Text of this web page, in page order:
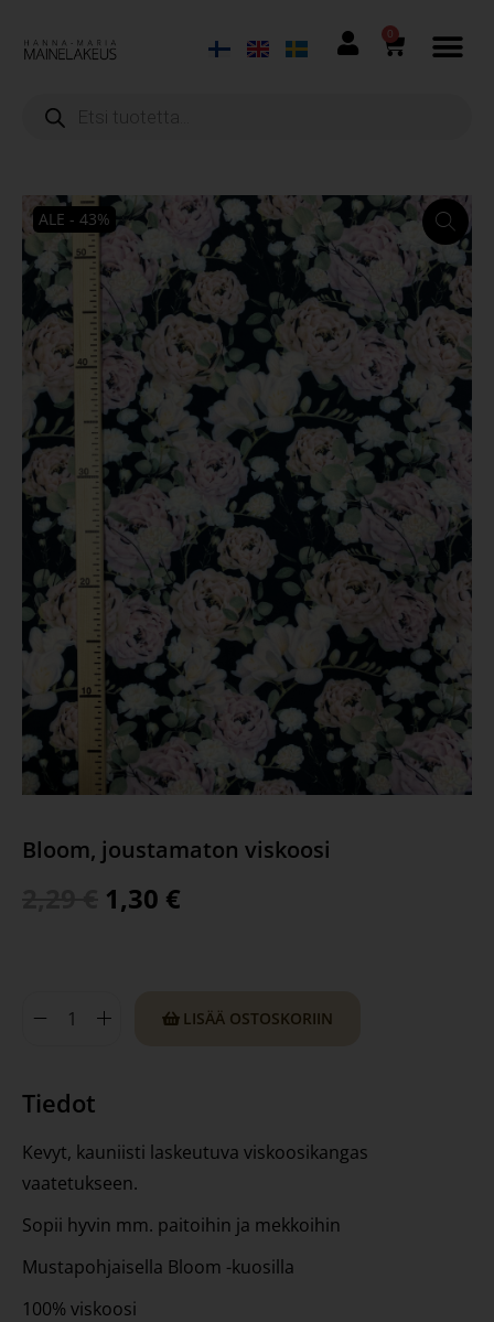
0
ALE - 43%
Bloom, joustamaton viskoosi
1,30 €
LISÄÄ OSTOSKORIIN
Tiedot
Kevyt, kauniisti laskeutuva viskoosikangas
vaatetukseen.
Sopii hyvin mm. paitoihin ja mekkoihin
Mustapohjaisella Bloom -kuosilla
100% viskoosi